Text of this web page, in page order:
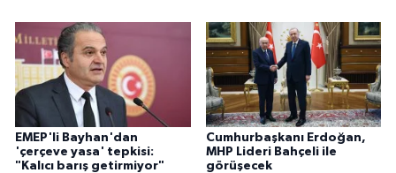
EMEP'li Bayhan'dan
'çerçeve yasa' tepkisi:
"Kalıcı barış getirmiyor"
Cumhurbaşkanı Erdoğan,
MHP Lideri Bahçeli ile
görüşecek